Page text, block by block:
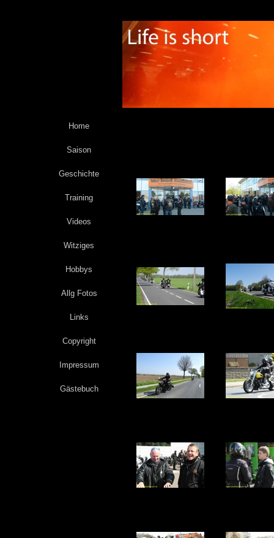
Home
Saison
Geschichte
Training
Videos
Witziges
Hobbys
Allg Fotos
Links
Copyright
Impressum
Gästebuch